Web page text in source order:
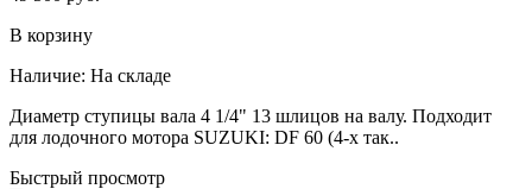
В корзину
Наличие: На складе
Диаметр ступицы вала 4 1/4" 13 шлицов на валу. Подходит
для лодочного мотора SUZUKI: DF 60 (4-х так..
Быстрый просмотр